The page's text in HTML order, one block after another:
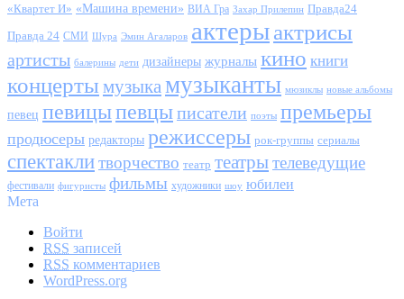
«Квартет И» «Машина времени» ВИА Гра Захар Прилепин Правда24
Правда 24 СМИ Шура Эмин Агаларов актерыактрисы
артисты балерины дети дизайнеры журналы кино книги
концерты музыка музыканты мюзиклы новые альбомы
певец певицыпевцыписатели поэты премьеры
продюсеры редакторы режиссеры рок-группы сериалы
спектаклитворчество театр театрытелеведущие
фестивали фигуристы фильмы художники шоу юбилеи
Мета
Войти
RSS записей
RSS комментариев
WordPress.org